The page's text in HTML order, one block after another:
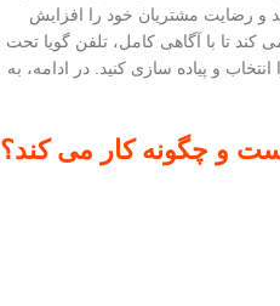
و رضایت مشتریان خود را افزایش
تا با آگاهی کامل، تلفن گویا تحت
و پیاده سازی کنید. در ادامه، به
و چگونه کار می کند؟